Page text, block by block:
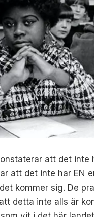
att det inte
att det inte har EN
kommer sig. De
detta inte alls är